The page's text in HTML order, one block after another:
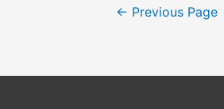
Seitennummerierung
← Previous Page